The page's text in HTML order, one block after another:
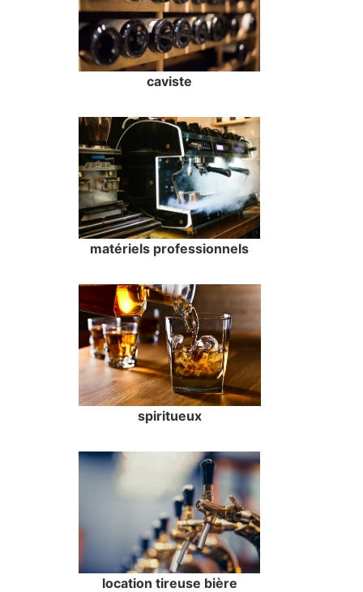
caviste
matériels professionnels
spiritueux
location tireuse bière